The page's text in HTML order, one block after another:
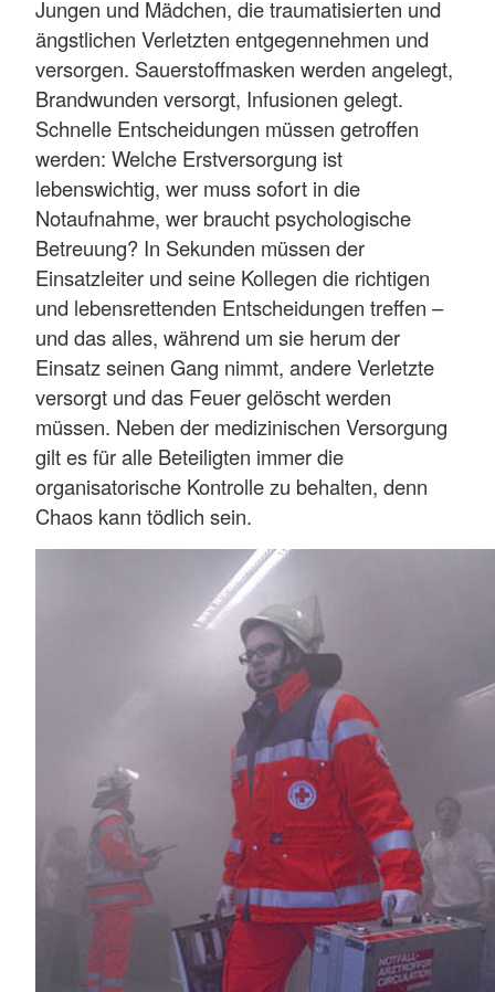
Jungen und Mädchen, die traumatisierten und
ängstlichen Verletzten entgegennehmen und
versorgen. Sauerstoffmasken werden angelegt,
Brandwunden versorgt, Infusionen gelegt.
Schnelle Entscheidungen müssen getroffen
werden: Welche Erstversorgung ist
lebenswichtig, wer muss sofort in die
Notaufnahme, wer braucht psychologische
Betreuung? In Sekunden müssen der
Einsatzleiter und seine Kollegen die richtigen
und lebensrettenden Entscheidungen treffen –
und das alles, während um sie herum der
Einsatz seinen Gang nimmt, andere Verletzte
versorgt und das Feuer gelöscht werden
müssen. Neben der medizinischen Versorgung
gilt es für alle Beteiligten immer die
organisatorische Kontrolle zu behalten, denn
Chaos kann tödlich sein.